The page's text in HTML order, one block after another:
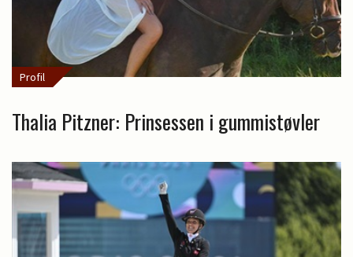
Profil
Thalia Pitzner: Prinsessen i gummistøvler